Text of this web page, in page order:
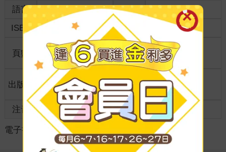
語言 中文繁體
裝訂
ISBN
9786263225985 分級
頁數 216
商品規
格
32開13*19cm
出版地 台灣
適讀年
齡
全齡適讀
注音 級別
電子書 漫畫 ＞ 奇幻/穿越